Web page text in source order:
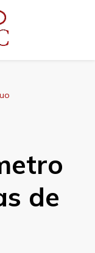
de